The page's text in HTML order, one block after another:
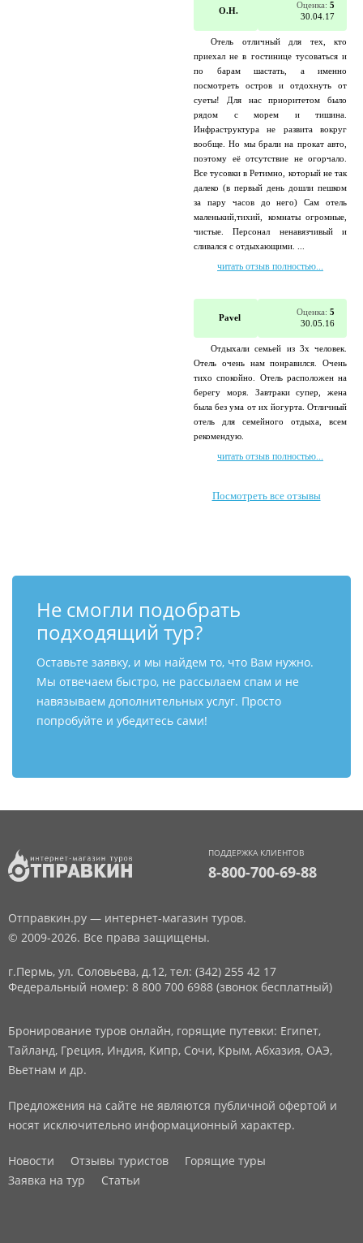
О.Н.
Оценка: 5
30.04.17
Отель отличный для тех, кто
приехал не в гостинице тусоваться и
по барам шастать, а именно
посмотреть остров и отдохнуть от
суеты! Для нас приоритетом было
рядом с морем и тишина.
Инфраструктура не развита вокруг
вообще. Но мы брали на прокат авто,
поэтому её отсутствие не огорчало.
Все тусовки в Ретимно, который не так
далеко (в первый день дошли пешком
за пару часов до него) Сам отель
маленький,тихий, комнаты огромные,
чистые. Персонал ненавязчивый и
сливался с отдыхающими. ...
читать отзыв полностью...
Pavel
Оценка: 5
30.05.16
Отдыхали семьей из 3х человек.
Отель очень нам понравился. Очень
тихо спокойно. Отель расположен на
берегу моря. Завтраки супер, жена
была без ума от их йогурта. Отличный
отель для семейного отдыха, всем
рекомендую.
читать отзыв полностью...
Посмотреть все отзывы
Не смогли подобрать
подходящий тур?
Оставьте заявку, и мы найдем то, что Вам нужно.
Мы отвечаем быстро, не рассылаем спам и не
навязываем дополнительных услуг. Просто
попробуйте и убедитесь сами!
ПОДДЕРЖКА КЛИЕНТОВ
8-800-700-69-88
Отправкин.ру — интернет-магазин туров.
© 2009-2026. Все права защищены.
г.Пермь, ул. Соловьева, д.12, тел: (342) 255 42 17
Федеральный номер: 8 800 700 6988 (звонок бесплатный)
Бронирование туров онлайн, горящие путевки: Египет,
Тайланд, Греция, Индия, Кипр, Сочи, Крым, Абхазия, ОАЭ,
Вьетнам и др.
Предложения на сайте не являются публичной офертой и
носят исключительно информационный характер.
Новости Отзывы туристов
Горящие туры
Заявка на тур
Статьи